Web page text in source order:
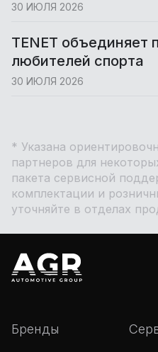
30 ИЮЛЯ 2026
TENET объединяет
любителей спорта
30 ИЮЛЯ 2026
* Указана
партнеров для
пакета сервисной
комплектации и
уточняйте в отделах
Бренды